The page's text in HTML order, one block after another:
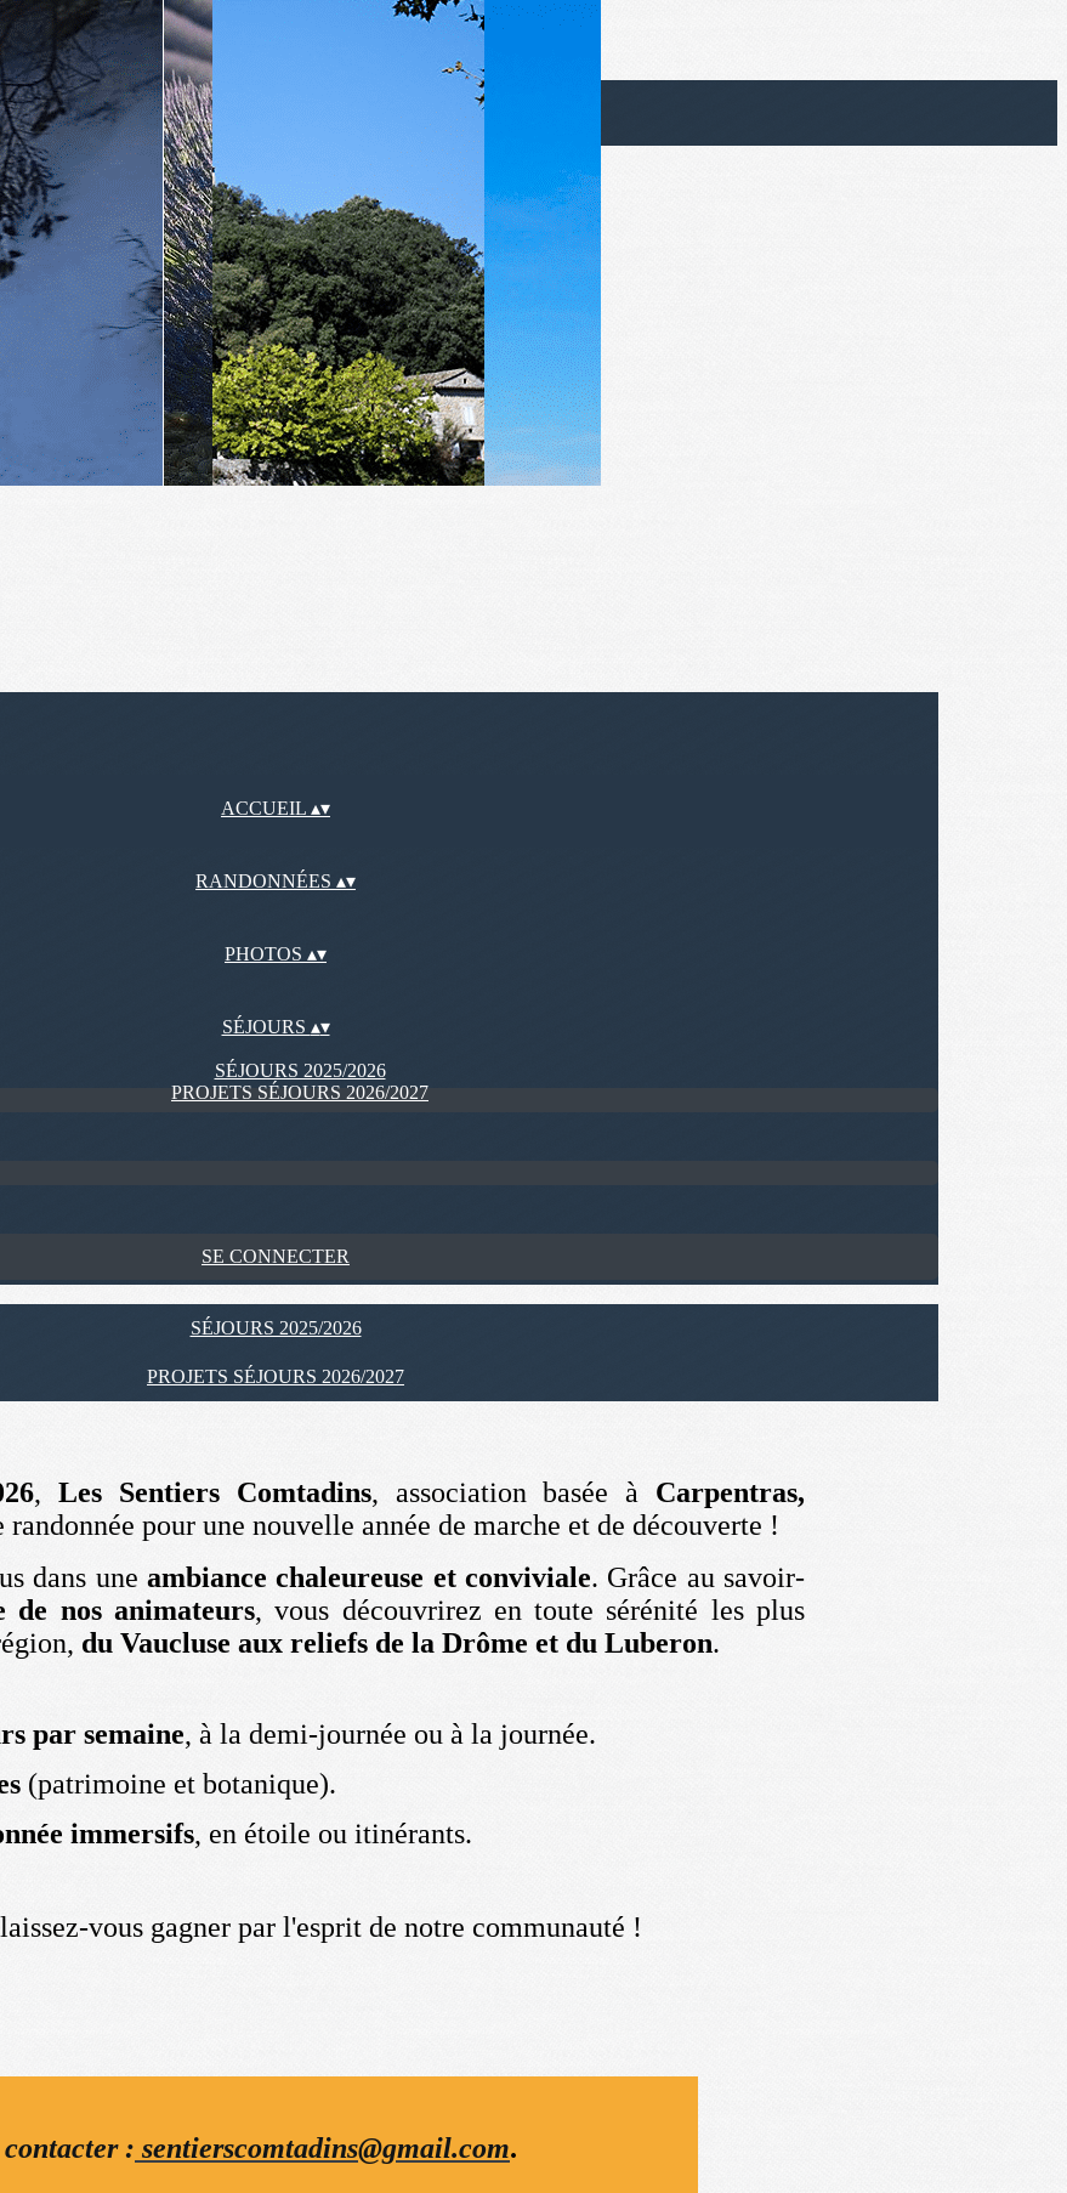
ACCUEIL ▴▾
RANDONNÉES ▴▾
PHOTOS ▴▾
SÉJOURS ▴▾
SÉJOURS 2025/2026
PROJETS SÉJOURS 2026/2027
SE CONNECTER
SÉJOURS 2025/2026
PROJETS SÉJOURS 2026/2027
,Les Sentiers Comtadins, association basée à Carpentras,
pour une nouvelle année de marche et de découverte !
dans une ambiance chaleureuse et conviviale. Grâce au savoir-
de nos animateurs, vous découvrirez en toute sérénité les plus
du Vaucluse aux reliefs de la Drôme et du Luberon.
par semaine, à la demi-journée ou à la journée.
(patrimoine et botanique).
immersifs, en étoile ou itinérants.
vous gagner par l'esprit de notre communauté !
: sentierscomtadins@gmail.com.